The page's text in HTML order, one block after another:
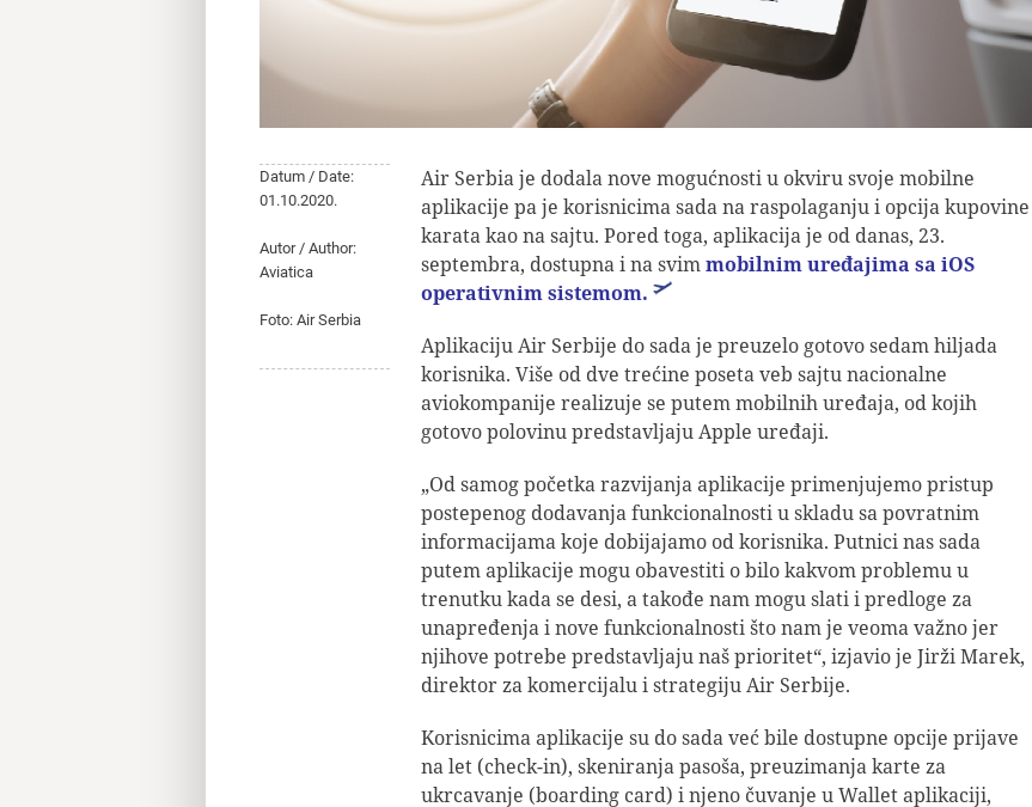
Datum / Date:
01.10.2020.
Autor / Author:
Aviatica
Foto: Air Serbia
Air Serbia je dodala nove mogućnosti u okviru svoje mobilne
aplikacije pa je korisnicima sada na raspolaganju i opcija kupovine
karata kao na sajtu. Pored toga, aplikacija je od danas, 23.
septembra, dostupna i na svimmobilnim uređajima sa iOS
operativnim sistemom.
Aplikaciju Air Serbije do sada je preuzelo gotovo sedam hiljada
korisnika. Više od dve trećine poseta veb sajtu nacionalne
aviokompanije realizuje se putem mobilnih uređaja, od kojih
gotovo polovinu predstavljaju Apple uređaji.
„Od samog početka razvijanja aplikacije primenjujemo pristup
postepenog dodavanja funkcionalnosti u skladu sa povratnim
informacijama koje dobijajamo od korisnika. Putnici nas sada
putem aplikacije mogu obavestiti o bilo kakvom problemu u
trenutku kada se desi, a takođe nam mogu slati i predloge za
unapređenja i nove funkcionalnosti što nam je veoma važno jer
njihove potrebe predstavljaju naš prioritet“, izjavio je Jirži Marek,
direktor za komercijalu i strategiju Air Serbije.
Korisnicima aplikacije su do sada već bile dostupne opcije prijave
na let (check-in), skeniranja pasoša, preuzimanja karte za
ukrcavanje (boarding card) i njeno čuvanje u Wallet aplikaciji,